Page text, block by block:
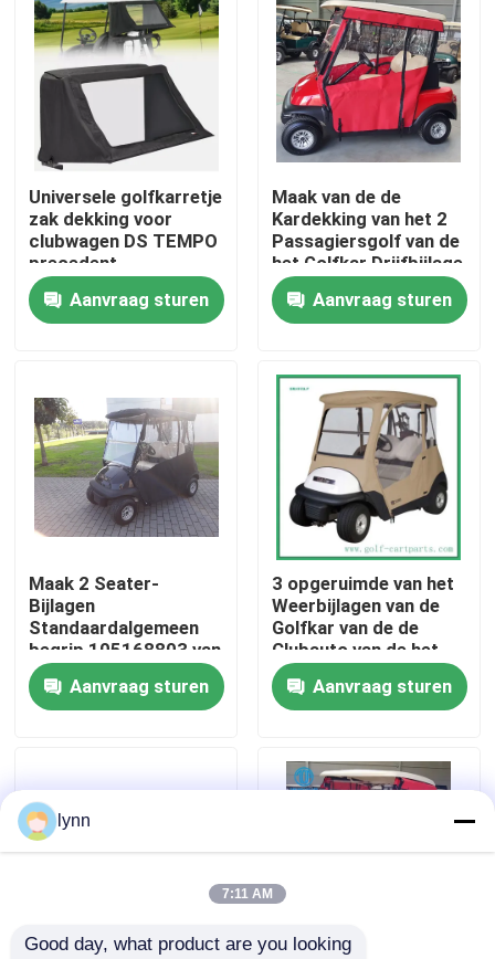
Huis
Ongeveer ons
Fabrieksreis
Kwaliteitscontrole
Contact de V.S.
De Zijspiegels van de golfkar
Het Dashboard van de golfkar
Universele golfkarretje
zak dekking voor
clubwagen DS TEMPO
precedent
Aanvraag sturen
Maak van de de
Kardekking van het 2
Passagiersgolf van de
het Golfkar Drijfbijlage
2 Seater waterdicht
Aanvraag sturen
Maak 2 Seater-
Bijlagen
Standaardalgemeen
begrip 105168803 van
de Clubauto
waterdicht
Aanvraag sturen
3 opgeruimde van het
Weerbijlagen van de
Golfkar van de de
Clubauto van de het
Golfkar Dekking 2
PersoonAanvraag sturen
lynn
7:11 AM
Good day, what product are you looking